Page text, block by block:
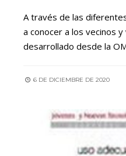
A través de las
a conocer a los vecinos
desarrollado desde la
6 DE DICIEMBRE DE 2020